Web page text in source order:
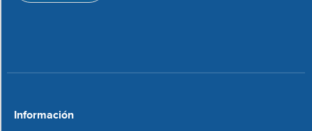
e
Información